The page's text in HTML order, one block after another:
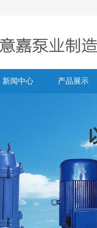
新闻中心 产品展示